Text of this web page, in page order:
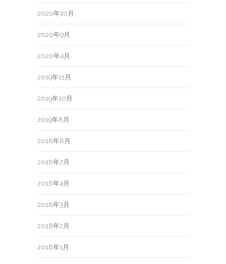
2020年10月
2020年9月
2020年4月
2019年11月
2019年10月
2019年8月
2018年8月
2018年7月
2018年4月
2018年3月
2018年2月
2018年1月